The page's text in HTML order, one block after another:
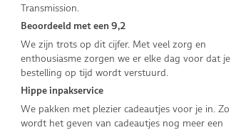
Transmission.
Beoordeeld met een 9,2
We zijn trots op dit cijfer. Met veel zorg en
enthousiasme zorgen we er elke dag voor dat je
bestelling op tijd wordt verstuurd.
Hippe inpakservice
We pakken met plezier cadeautjes voor je in. Zo
wordt het geven van cadeautjes nog meer een